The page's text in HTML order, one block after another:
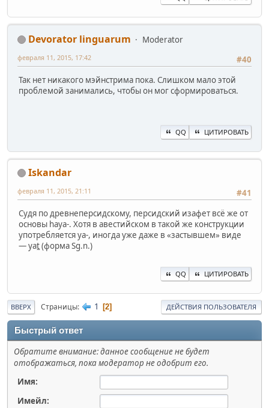
Devorator linguarum
Moderator
#40
февраля 11, 2015, 17:42
Так нет никакого мэйнстрима пока. Слишком мало этой
проблемой занимались, чтобы он мог сформироваться.
QQ ЦИТИРОВАТЬ
Iskandar
#41
февраля 11, 2015, 21:11
Судя по древнеперсидскому, персидский изафет всё же от
основы haya-. Хотя в авестийском в такой же конструкции
употребляется ya-, иногда уже даже в «застывшем» виде
— yat̰ (форма Sg.n.)
QQ ЦИТИРОВАТЬ
ВВЕРХ Страницы 1 2 ДЕЙСТВИЯ ПОЛЬЗОВАТЕЛЯ
Быстрый ответ
Обратите внимание: данное сообщение не будет
отображаться, пока модератор не одобрит его.
Имя:
Имейл: